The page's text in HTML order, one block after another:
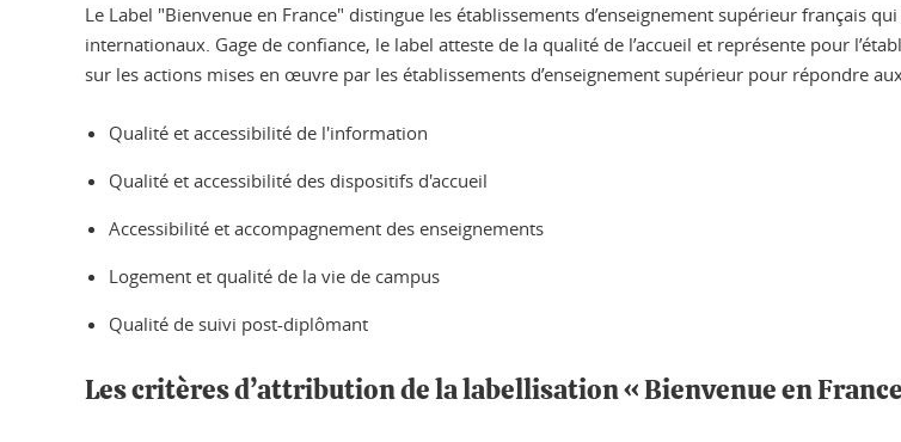
Le Label "Bienvenue en France" distingue les établissements d’enseignement supérieur français
internationaux. Gage de confiance, le label atteste de la qualité de l’accueil et représente pour
sur les actions mises en œuvre par les établissements d’enseignement supérieur pour répondre
Qualité et accessibilité de l'information
Qualité et accessibilité des dispositifs d'accueil
Accessibilité et accompagnement des enseignements
Logement et qualité de la vie de campus
Qualité de suivi post-diplômant
Les critères d’attribution de la labellisation « Bienvenue en